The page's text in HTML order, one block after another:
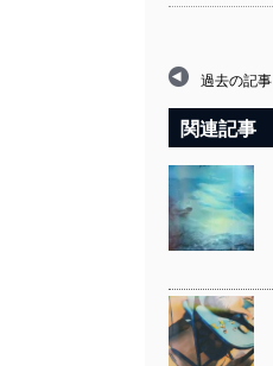
過去の記事
関連記事